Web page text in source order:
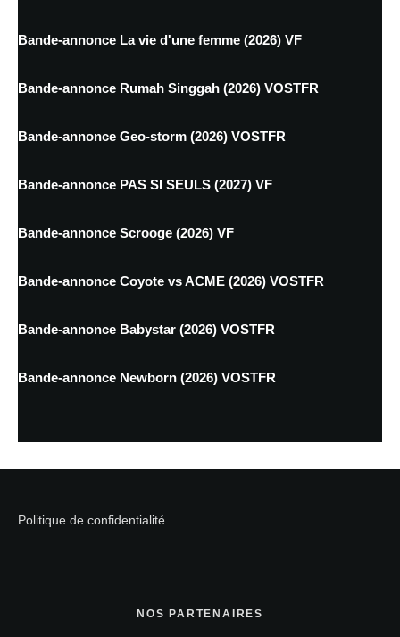
Bande-annonce La vie d'une femme (2026) VF
Bande-annonce Rumah Singgah (2026) VOSTFR
Bande-annonce Geo-storm (2026) VOSTFR
Bande-annonce PAS SI SEULS (2027) VF
Bande-annonce Scrooge (2026) VF
Bande-annonce Coyote vs ACME (2026) VOSTFR
Bande-annonce Babystar (2026) VOSTFR
Bande-annonce Newborn (2026) VOSTFR
Politique de confidentialité
NOS PARTENAIRES